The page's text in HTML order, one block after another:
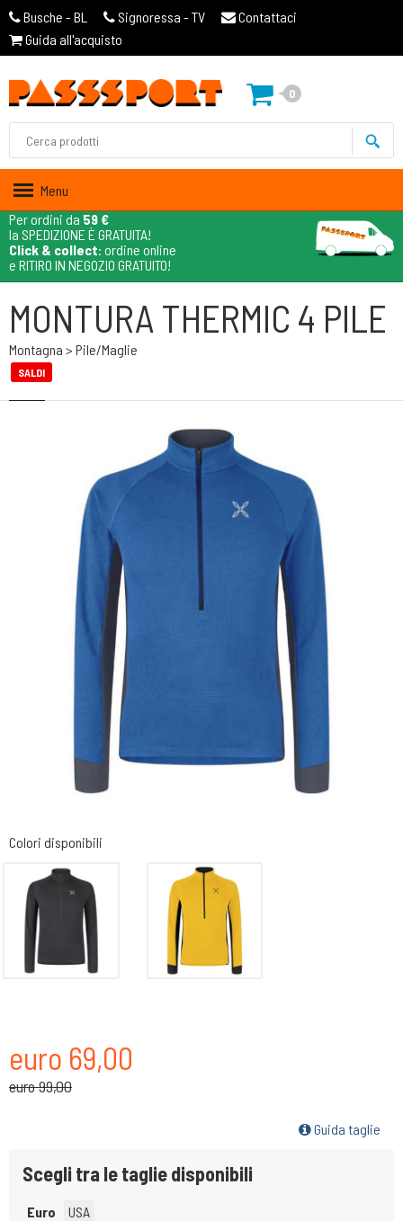
Busche - BL Signoressa - TV
Contattaci
Guida all'acquisto
0
Menu
Per ordini da 59 €
la SPEDIZIONE È GRATUITA!
Click & collect: ordine online
e RITIRO IN NEGOZIO GRATUITO!
MONTURA THERMIC 4 PILE
Montagna > Pile/maglie
SALDI
Colori disponibili
euro 69,00
euro 99,00
Guida taglie
Scegli tra le taglie disponibili
Euro USA